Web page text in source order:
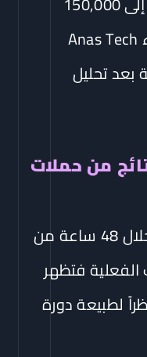
درهم للشركات الكبرى. خبراء Anas Tech
بعد تحليل
من حملات
الزيارات والاستفسارات تبدأ خلال 48 ساعة من
فتظهر
60 يوماً نظراً لطبيعة دورة